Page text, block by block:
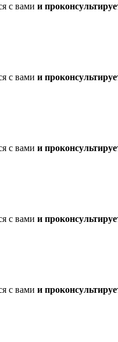
с вами и
с вами и
с вами и
с вами и
с вами и